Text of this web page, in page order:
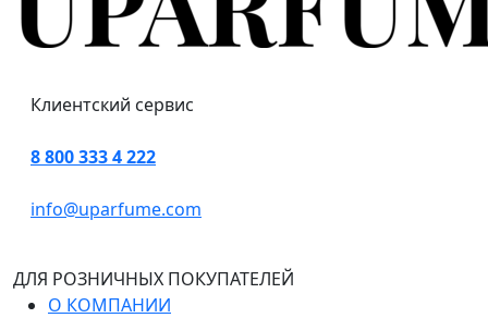
Клиентский сервис
8 800 333 4 222
info@uparfume.com
ДЛЯ РОЗНИЧНЫХ ПОКУПАТЕЛЕЙ
О КОМПАНИИ